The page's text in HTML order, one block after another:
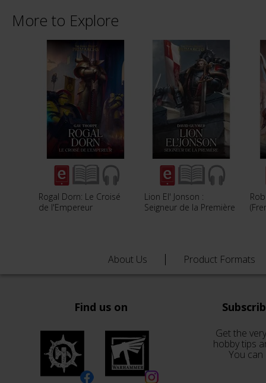
More to Explore
Rogal Dorn: Le Croisé
de l'Empereur
Lion El' Jonson :
Seigneur de la Première
About Us Product Formats
Find us on
Get the
hobby tips
You